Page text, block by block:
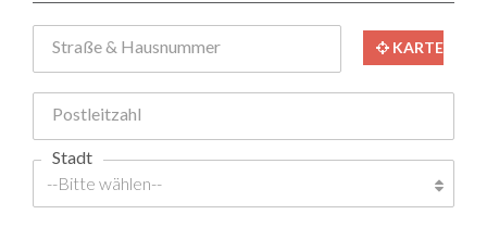
Straße & Hausnummer KARTE
Postleitzahl
Stadt